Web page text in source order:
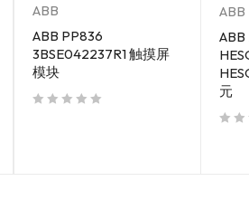
ABB
ABB PP836
3BSE042237R1 触摸屏
模块
ABB
ABB
元